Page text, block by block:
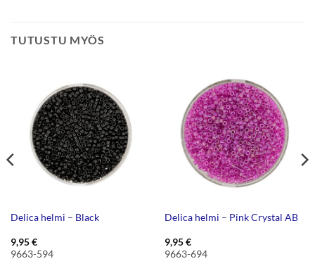
TUTUSTU MYÖS
Delica helmi – Black
9,95€
9663-594
Delica helmi – Pink Crystal AB
9,95€
9663-694